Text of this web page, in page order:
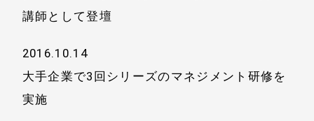
講師として登壇
2016.10.14
大手企業で3回シリーズのマネジメント研修を
実施